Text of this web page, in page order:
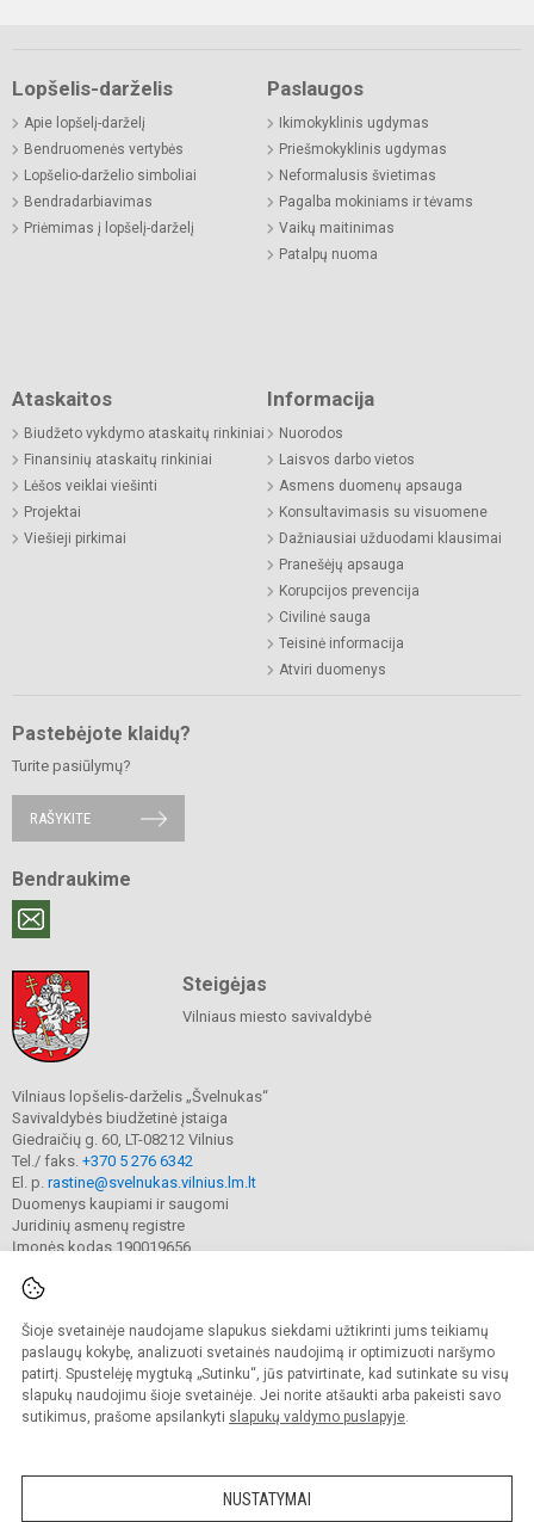
Šioje svetainėje naudojame slapukus siekdami užtikrinti jums teikiamų
paslaugų kokybę, analizuoti svetainės naudojimą ir optimizuoti naršymo
patirtį. Spustelėję mygtuką „Sutinku“, jūs patvirtinate, kad sutinkate su visų
slapukų naudojimu šioje svetainėje. Jei norite atšaukti arba pakeisti savo
sutikimus, prašome apsilankyti slapukų valdymo puslapyje.
NUSTATYMAI
Lopšelis-darželis
Apie lopšelį-darželį
Bendruomenės vertybės
Lopšelio-darželio simboliai
Bendradarbiavimas
Priėmimas į lopšelį-darželį
Paslaugos
Ikimokyklinis ugdymas
Priešmokyklinis ugdymas
Neformalusis švietimas
Pagalba mokiniams ir tėvams
Vaikų maitinimas
Patalpų nuoma
Ataskaitos
Biudžeto vykdymo ataskaitų rinkiniai
Finansinių ataskaitų rinkiniai
Lėšos veiklai viešinti
Projektai
Viešieji pirkimai
Informacija
Nuorodos
Laisvos darbo vietos
Asmens duomenų apsauga
Konsultavimasis su visuomene
Dažniausiai užduodami klausimai
Pranešėjų apsauga
Korupcijos prevencija
Civilinė sauga
Teisinė informacija
Atviri duomenys
Pastebėjote klaidų?
Turite pasiūlymų?
RAŠYKITE
Bendraukime
Steigėjas
Vilniaus miesto savivaldybė
Vilniaus lopšelis-darželis „Švelnukas“
Savivaldybės biudžetinė įstaiga
Giedraičių g. 60, LT-08212 Vilnius
Tel./ faks. +370 5 276 6342
El. p. rastine@svelnukas.vilnius.lm.lt
Duomenys kaupiami ir saugomi
Juridinių asmenų registre
Įmonės kodas 190019656
© 2024. Vilniaus lopšelis-darželis „Švelnukas“. Visos teisės saugomos.
Kopijuoti turinį be raštiško įstaigos administracijos sutikimo griežtai draudžiama.
Prieinamumo paraiška Slapukų valdymas
Sumanus būdas atnaujinti